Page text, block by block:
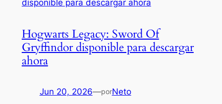
Hogwarts Legacy: Sword Of
Gryffindor disponible para descargar
ahora
Jun 20, 2026—porNeto